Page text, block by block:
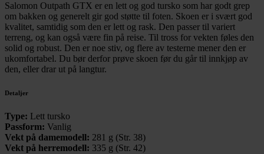
Salomon Outpath GTX er en lett og god tursko som har godt grep
om bakken og generelt gir god støtte til foten. Skoen er i svært god
kvalitet, samtidig som den er lett og rask. Den passer til variert
terreng, og kan også være fin på reise. Til tross for vekten føles den
solid og robust. Den er noe stiv, og flere av testerne mener den er
ukomfortabel. Du bør derfor prøve skoen før du går til innkjøp av
den, eller drar ut på langtur.
Detaljer
Type: Lett tursko
Passform: Vanlig
Vekt på damemodell: 281 g (Str. 38)
Vekt på herremodell: 335 g (Str. 42)